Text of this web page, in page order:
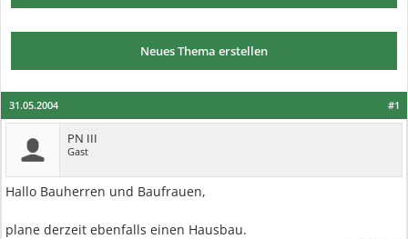
Neues Thema erstellen
#1
31.05.2004
PN III
Gast
Hallo Bauherren und Baufrauen,
plane derzeit ebenfalls einen Hausbau.